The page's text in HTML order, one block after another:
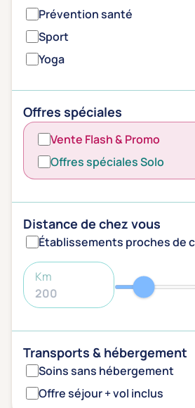
Prévention santé
Sport
Yoga
Offres spéciales
Vente Flash & Promo
Offres spéciales Solo
Distance de chez vous
Établissements proches de
Km
Transports & hébergement
Soins sans hébergement
Offre séjour + vol inclus